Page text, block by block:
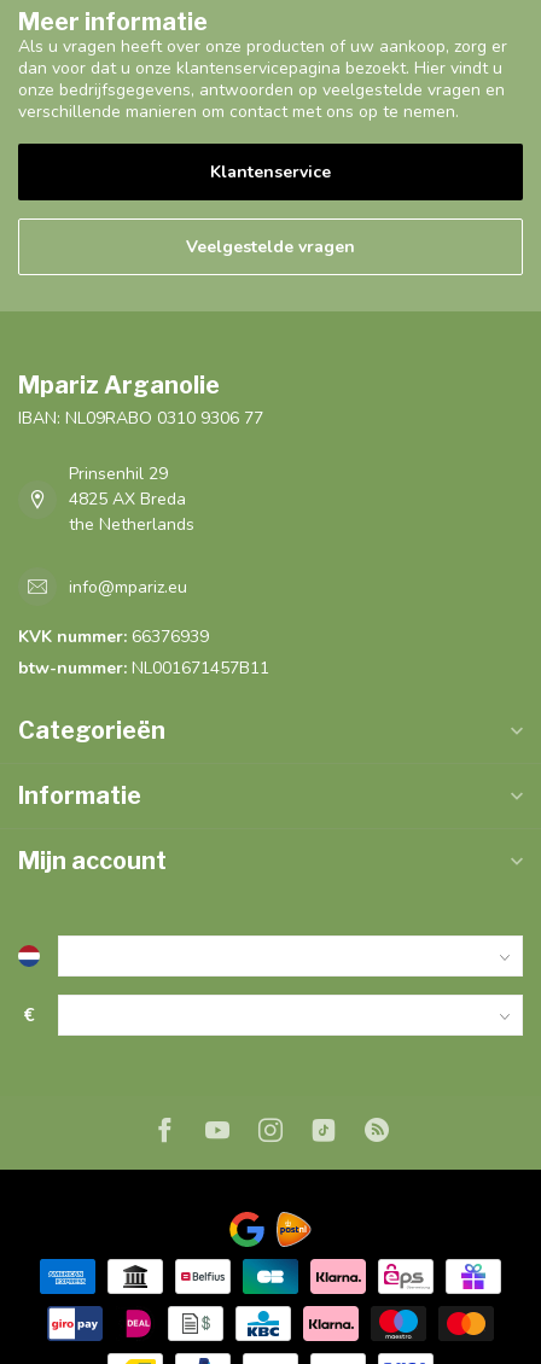
Meer informatie
Als u vragen heeft over onze producten of uw aankoop, zorg er
dan voor dat u onze klantenservicepagina bezoekt. Hier vindt u
onze bedrijfsgegevens, antwoorden op veelgestelde vragen en
verschillende manieren om contact met ons op te nemen.
Klantenservice
Veelgestelde vragen
Mpariz Arganolie
IBAN: NL09RABO 0310 9306 77
Prinsenhil 29
4825 AX Breda
the Netherlands
info@mpariz.eu
KVK nummer: 66376939
btw-nummer: NL001671457B11
Categorieën
Informatie
Mijn account
€